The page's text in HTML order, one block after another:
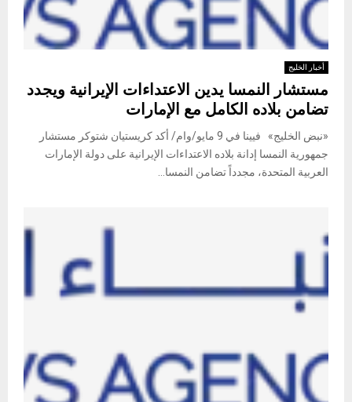
أخبار الخليج
مستشار النمسا يدين الاعتداءات الإيرانية ويجدد
تضامن بلاده الكامل مع الإمارات
«نبض الخليج» فيينا في 9 مايو/وام/ أكد كريستيان شتوكر مستشار
جمهورية النمسا إدانة بلاده الاعتداءات الإيرانية على دولة الإمارات
العربية المتحدة، مجدداً تضامن النمسا...